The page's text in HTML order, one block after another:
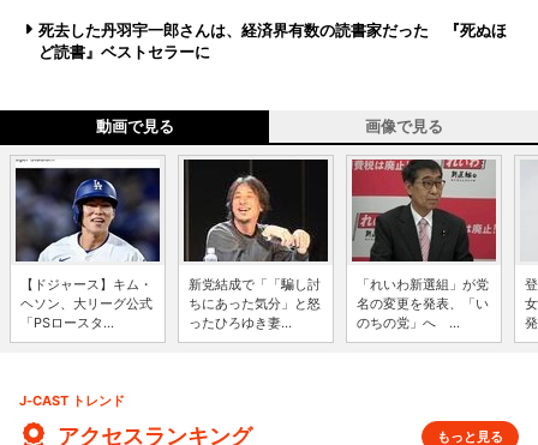
死去した丹羽宇一郎さんは、経済界有数の読書家だった 『死ぬほ
ど読書』ベストセラーに
動画で見る 画像で見る
【ドジャース】キム・
ヘソン、大リーグ公式
「PSロースタ...
新党結成で「「騙し討
ちにあった気分」と怒
ったひろゆき妻...
「れいわ新選組」が党
名の変更を発表、「い
のちの党」へ ...
J-CAST トレンド
アクセスランキング もっと見る